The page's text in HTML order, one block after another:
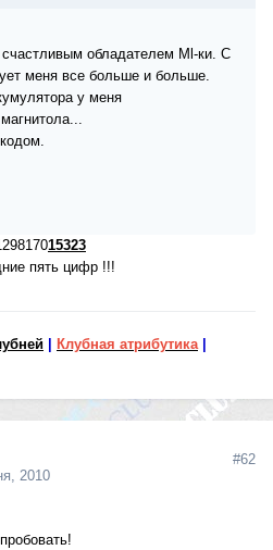
обладателем Ml-ки. С
меня все больше и больше.
у меня
15323
пять цифр !!!
Клубная атрибутика|
2010
#62